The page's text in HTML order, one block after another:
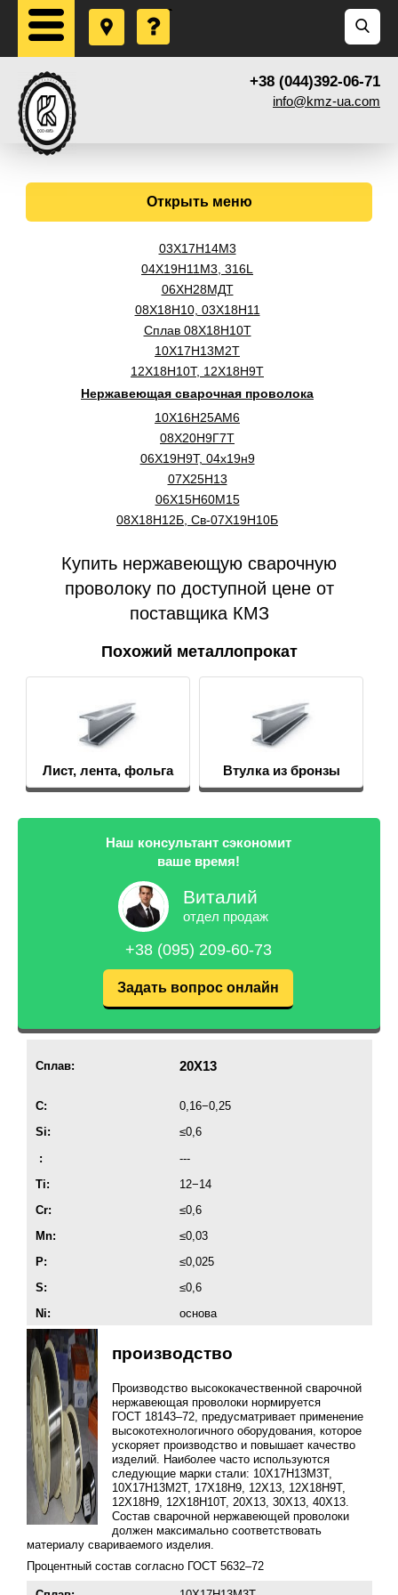
+38 (044)392-06-71
info@kmz-ua.com
Открыть меню
03Х17Н14М3
04Х19Н11М3, 316L
06ХН28МДТ
08Х18Н10, 03Х18Н11
Сплав 08Х18Н10Т
10Х17Н13М2Т
12Х18Н10Т, 12Х18Н9Т
Нержавеющая сварочная проволока
10Х16Н25АМ6
08Х20Н9Г7Т
06Х19Н9Т, 04х19н9
07Х25Н13
06Х15Н60М15
08Х18Н12Б, Св-07Х19Н10Б
Купить нержавеющую сварочную
проволоку по доступной цене от
поставщика КМЗ
Похожий металлопрокат
Лист, лента, фольга Втулка из бронзы
Наш консультант сэкономит
ваше время!
Виталий
отдел продаж
+38 (095) 209-60-73
Задать вопрос онлайн
производство
Производство высококачественной сварочной
нержавеющая проволоки нормируется
ГОСТ 18143–72, предусматривает применение
высокотехнологичного оборудования, которое
ускоряет производство и повышает качество
изделий. Наиболее часто используются
следующие марки стали: 10Х17Н13М3Т,
10Х17Н13М2Т, 17Х18Н9, 12Х13, 12Х18Н9Т,
12Х18Н9, 12Х18Н10Т, 20Х13, 30Х13, 40Х13.
Состав сварочной нержавеющей проволоки
должен максимально соответствовать
материалу свариваемого изделия.
Процентный состав согласно ГОСТ 5632–72
Сплав: 20X13
C:
0,16−0,25
Si:
≤0,6
:
---
Ti:
12−14
Cr:
≤0,6
Mn:
≤0,03
P:
≤0,025
S:
≤0,6
Ni:
основа